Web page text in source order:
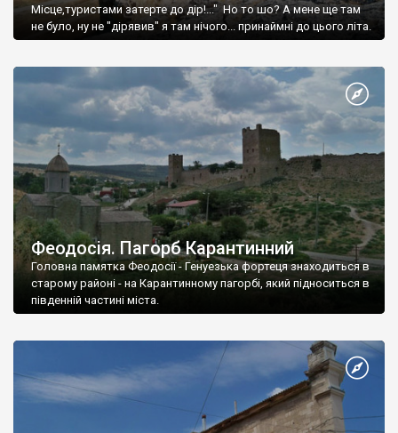
Місце,туристами затерте до дір!..." Но то шо? А мене ще там
не було, ну не "дірявив" я там нічого... принаймні до цього літа.
Феодосія. Пагорб Карантинний
Головна памятка Феодосії - Генуезька фортеця знаходиться в
старому районі - на Карантинному пагорбі, який підноситься в
південній частині міста.